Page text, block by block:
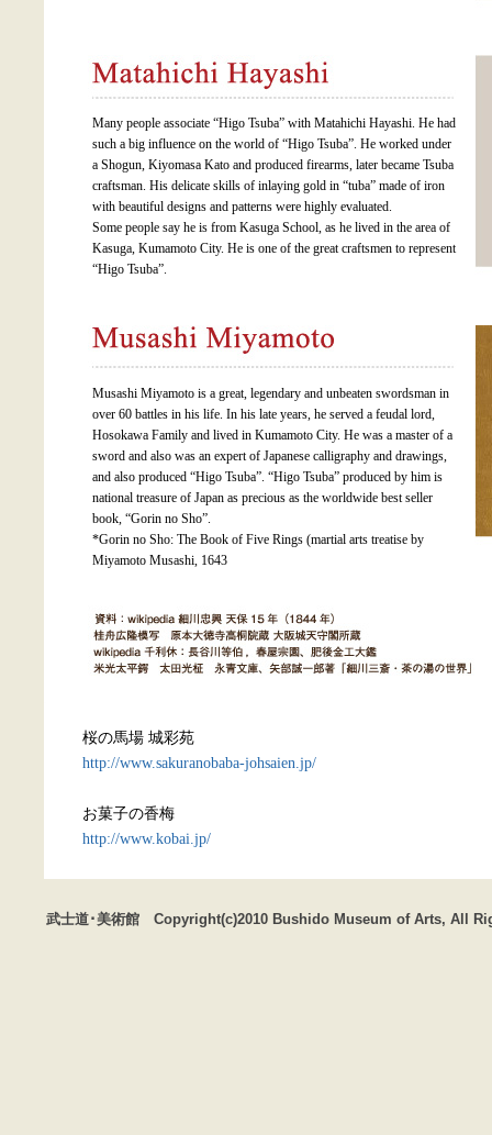
Many people associate “Higo Tsuba” with Matahichi Hayashi. He had
such a big influence on the world of “Higo Tsuba”. He worked under
a Shogun, Kiyomasa Kato and produced firearms, later became Tsuba
craftsman. His delicate skills of inlaying gold in “tuba” made of iron
with beautiful designs and patterns were highly evaluated.
Some people say he is from Kasuga School, as he lived in the area of
Kasuga, Kumamoto City. He is one of the great craftsmen to represent
“Higo Tsuba”.
Musashi Miyamoto is a great, legendary and unbeaten swordsman in
over 60 battles in his life. In his late years, he served a feudal lord,
Hosokawa Family and lived in Kumamoto City. He was a master of a
sword and also was an expert of Japanese calligraphy and drawings,
and also produced “Higo Tsuba”. “Higo Tsuba” produced by him is
national treasure of Japan as precious as the worldwide best seller
book, “Gorin no Sho”.
*Gorin no Sho: The Book of Five Rings (martial arts treatise by
Miyamoto Musashi, 1643
桜の馬場 城彩苑
http://www.sakuranobaba-johsaien.jp/
お菓子の香梅
http://www.kobai.jp/
武士道･美術館 Copyright(c)2010 Bushido Museum of Arts, All